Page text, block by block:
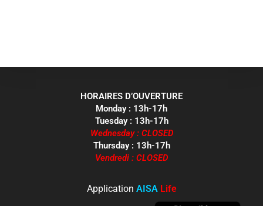
HORAIRES D’OUVERTURE
Monday : 13h-17h
Tuesday : 13h-17h
Wednesday : CLOSED
Thursday : 13h-17h
Vendredi : CLOSED
Application AISA Life